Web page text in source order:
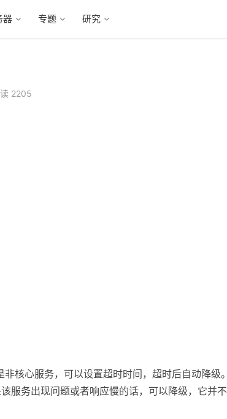
器 专题 研究
2205
核心服务，可以设置超时时间，超时后自动降级
服务出现问题或者响应慢的话，可以降级，它并